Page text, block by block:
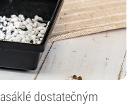
dostatečným